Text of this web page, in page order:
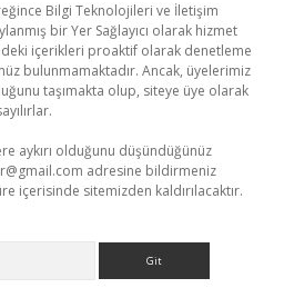
Bilgi Teknolojileri ve İletişim
bir Yer Sağlayıcı olarak hizmet
içerikleri proaktif olarak denetleme
bulunmamaktadır. Ancak, üyelerimiz
taşımakta olup, siteye üye olarak
aykırı olduğunu düşündüğünüz
adresine bildirmeniz
içerisinde sitemizden kaldırılacaktır.